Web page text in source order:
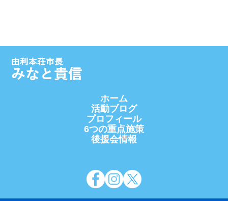
ホーム
活動ブログ
プロフィール
6つの重点施策
後援会情報